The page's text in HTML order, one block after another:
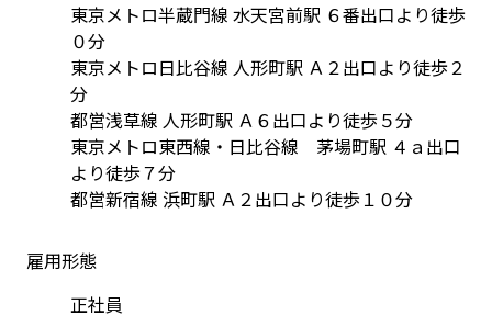
東京メトロ半蔵門線 水天宮前駅 ６番出口より徒歩
０分
東京メトロ日比谷線 人形町駅 Ａ２出口より徒歩２
分
都営浅草線 人形町駅 Ａ６出口より徒歩５分
東京メトロ東西線・日比谷線　茅場町駅 ４ａ出口
より徒歩７分
都営新宿線 浜町駅 Ａ２出口より徒歩１０分
雇用形態
正社員